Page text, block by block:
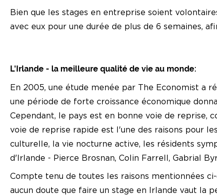
Bien que les stages en entreprise soient
avec eux pour une durée de plus de 6 semaines,
L'Irlande - la meilleure qualité de vie au monde:
En 2005, une étude menée par The Economist a
une période de forte croissance économique
Cependant, le pays est en bonne voie de reprise,
voie de reprise rapide est l'une des raisons pour
culturelle, la vie nocturne active, les résidents
d'Irlande - Pierce Brosnan, Colin Farrell, Gabrial
Compte tenu de toutes les raisons mentionnées
aucun doute que faire un stage en Irlande vaut la